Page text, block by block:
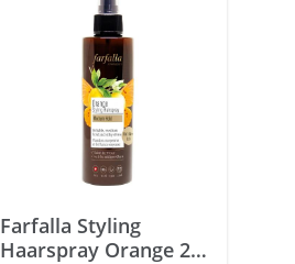
Farfalla Styling
Haarspray Orange 200